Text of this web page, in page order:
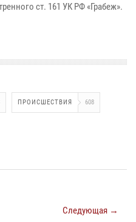
ст. 161 УК РФ «Грабеж».
ПРОИСШЕСТВИЯ 608
Следующая →